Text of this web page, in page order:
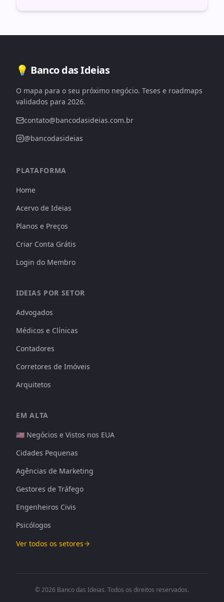
💡 Banco das Ideias
O mapa para o seu próximo negócio. Teses e roadmaps
validados para 2026.
contato@bancodasideias.com.br
@bancodasideias
PLATAFORMA
Home
Acervo de Ideias
Planos e Preços
Criar Conta Grátis
Login do Membro
IDEIAS POR SETOR
Advogados
Médicos e Clínicas
Contadores
Corretores de Imóveis
Arquitetos
EM ALTA
🇺🇸 Negócios e Vistos nos EUA
Cidades Pequenas
Agências de Marketing
Gestores de Tráfego
Engenheiros Civis
Psicólogos
Ver todos os setores
© 2026 Banco das Ideias. Todos os direitos reservados.